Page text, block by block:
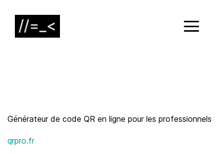
Générateur de code QR en ligne pour les professionnels
qrpro.fr